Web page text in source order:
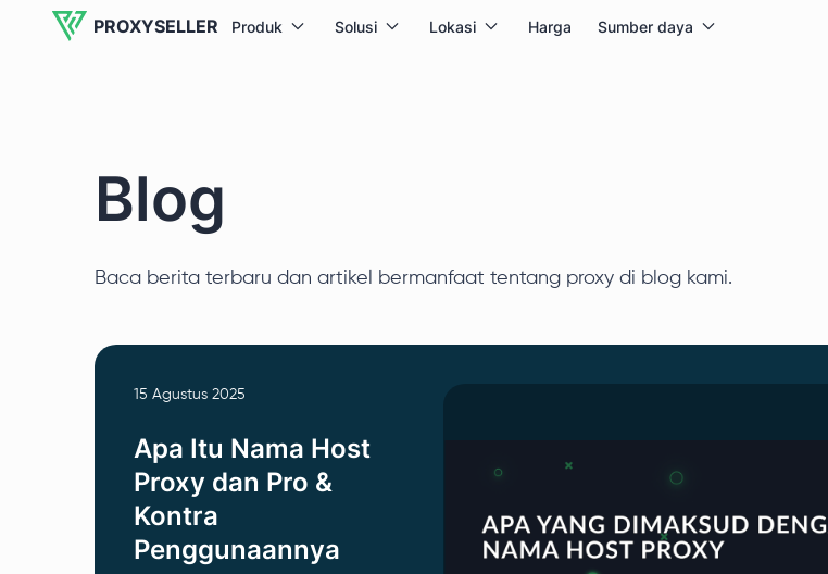
PROXYSELLER Produk Solusi Lokasi Harga Sumber daya
Blog
Baca berita terbaru dan artikel bermanfaat tentang proxy di blog kami.
15 Agustus 2025
Apa Itu Nama Host
Proxy dan Pro &
Kontra
Penggunaannya